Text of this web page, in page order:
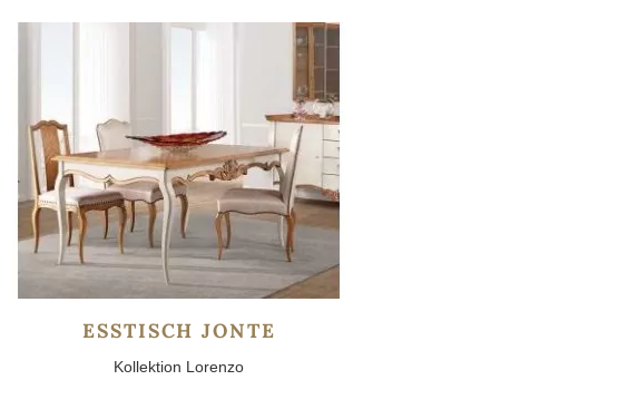
ESSTISCH JONTE
Kollektion Lorenzo